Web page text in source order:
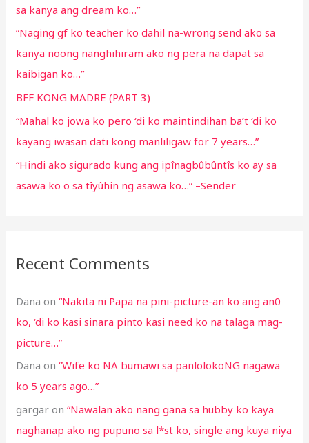
r
:
sa kanya ang dream ko…”
“Naging gf ko teacher ko dahil na-wrong send ako sa
kanya noong nanghihiram ako ng pera na dapat sa
kaibigan ko…”
BFF KONG MADRE (PART 3)
“Mahal ko jowa ko pero ‘di ko maintindihan ba’t ‘di ko
kayang iwasan dati kong manliligaw for 7 years…”
“Hindi ako sigurado kung ang ipînagbûbûntîs ko ay sa
asawa ko o sa tîyûhin ng asawa ko…” –Sender
Recent Comments
Dana on“Nakita ni Papa na pini-picture-an ko ang an0
ko, ‘di ko kasi sinara pinto kasi need ko na talaga mag-
picture…”
Dana on“Wife ko NA bumawi sa panlolokoNG nagawa
ko 5 years ago…”
gargar on“Nawalan ako nang gana sa hubby ko kaya
naghanap ako ng pupuno sa l*st ko, single ang kuya niya